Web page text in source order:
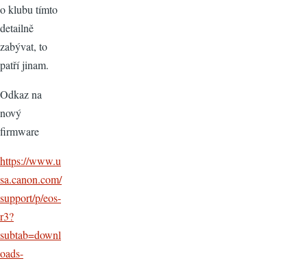
o klubu tímto
detailně
zabývat, to
patří jinam.
Odkaz na
nový
firmware
https://www.u
sa.canon.com/
support/p/eos-
r3?
subtab=downl
oads-